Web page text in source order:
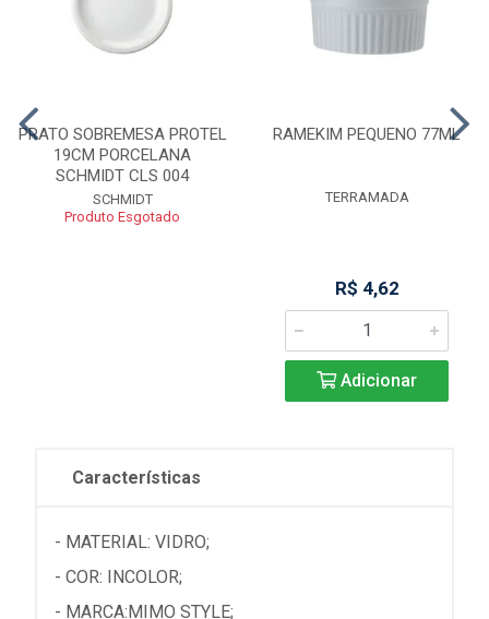
PRATO SOBREMESA PROTEL
19CM PORCELANA
SCHMIDT CLS 004
SCHMIDT
Produto Esgotado
RAMEKIM PEQUENO 77ML
TERRAMADA
R$ 4,62
Adicionar
Características
- MATERIAL: VIDRO;
- COR: INCOLOR;
- MARCA:MIMO STYLE;